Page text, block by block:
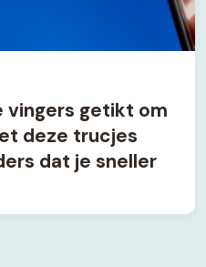
vingers getikt om
deze trucjes
dat je sneller